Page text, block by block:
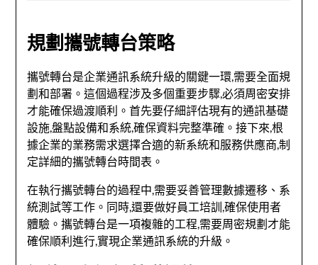
規劃攜號轉台策略
攜號轉台是企業通訊系統升級的關鍵一環,需要全面規
劃和部署。這個過程涉及多個重要步驟,必須周密安排
才能確保過渡順利。首先要仔細評估現有的通訊基礎
設施,盤點設備和系統,確保資料完整準確。接下來,根
據企業的業務需求選擇合適的新系統和服務供應商,制
定詳細的攜號轉台時間表。
在執行攜號轉台的過程中,需要妥善管理數據遷移、系
統測試等工作。同時,還要做好員工培訓,確保使用者
體驗。攜號轉台是一項複雜的工程,需要周密規劃才能
確保順利進行,實現企業通訊系統的升級。